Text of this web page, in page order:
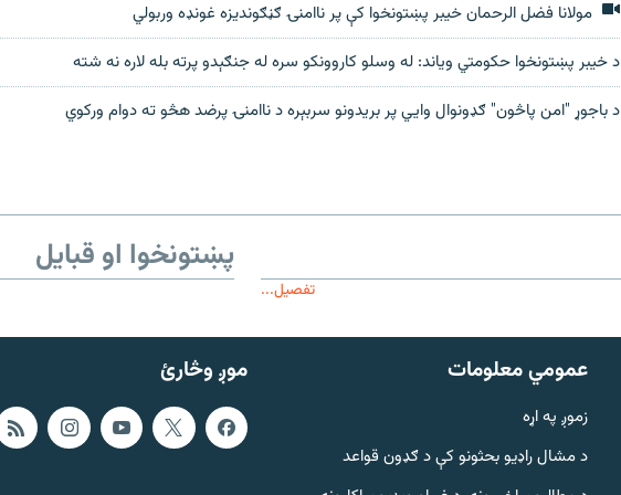
مولانا فضل الرحمان خیبر پښتونخوا کې پر ناامنۍ ګڼګوندیزه غونډه وربولي
د خیبر پښتونخوا حکومتي ویاند: له وسلو کاروونکو سره له جنګېدو پرته بله لاره نه شته
د باجوړ "امن پاڅون" ګډونوال وايي پر بریدونو سربېره د ناامنۍ پرضد هڅو ته دوام ورکوي
تفصیل...
پښتونخوا او قبایل
موږ وڅارئ عمومي معلومات
زموږ په اړه
د مشال راډيو بحثونو کې د ګډون قواعد